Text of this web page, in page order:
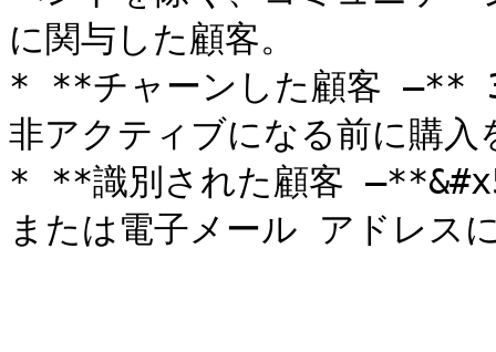
に関与した顧客。
* **チャーンした顧客 –**
非アクティブになる前に購入
* **識別された顧客